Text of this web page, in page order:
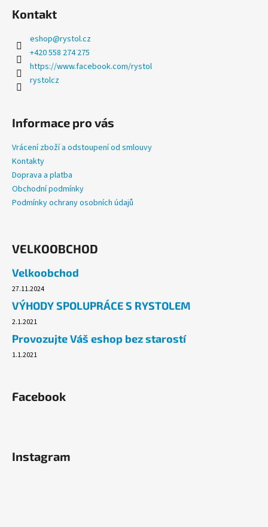
j
t
?
HLEDAT
D
o
p
u
u
j
e
m
e
ALOBAL
8M
Kontakt
eshop@rystol.cz
+420 558 274 275
https://www.facebook.com/rystol
rystolcz
Informace pro vás
Vrácení zboží a odstoupení od smlouvy
Kontakty
Doprava a platba
Obchodní podmínky
Podmínky ochrany osobních údajů
VELKOOBCHOD
Velkoobchod
27.11.2024
VÝHODY SPOLUPRÁCE S RYSTOLEM
2.1.2021
Provozujte Váš eshop bez starostí
1.1.2021
Facebook
Instagram